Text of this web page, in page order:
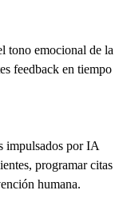
tono emocional de la
feedback en tiempo
impulsados por IA
programar citas
humana.